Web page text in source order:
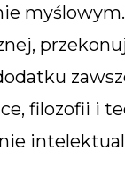
filozofii i